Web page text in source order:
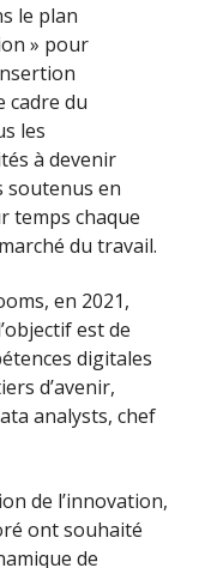
le plan
» pour
cadre du
les
à devenir
soutenus en
temps chaque
du travail.
en 2021,
est de
digitales
d’avenir,
analysts, chef
de l’innovation,
ont souhaité
de